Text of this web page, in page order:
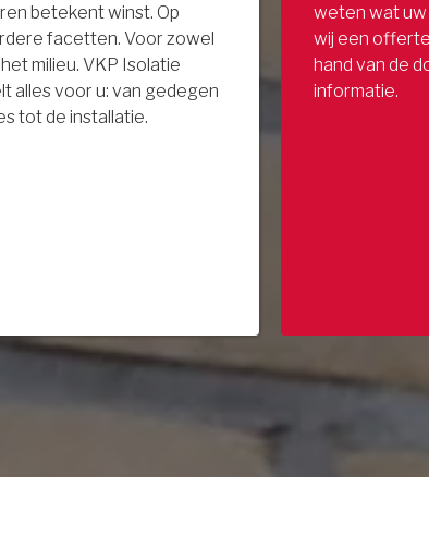
betekent winst. Op
facetten. Voor zowel
milieu. VKP Isolatie
alles voor u: van gedegen
tot de installatie.
weten wat uw
wij een
hand van de
informatie.